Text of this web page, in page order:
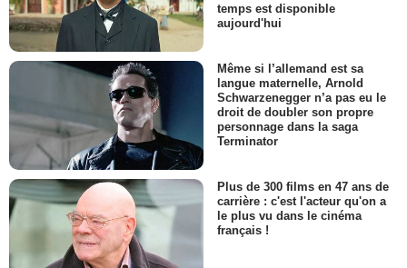
temps est disponible
aujourd'hui
Même si l’allemand est sa
langue maternelle, Arnold
Schwarzenegger n’a pas eu le
droit de doubler son propre
personnage dans la saga
Terminator
Plus de 300 films en 47 ans de
carrière : c'est l'acteur qu'on a
le plus vu dans le cinéma
français !